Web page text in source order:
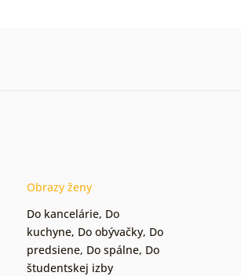
Obrazy ženy
Do kancelárie, Do
kuchyne, Do obývačky, Do
predsiene, Do spálne, Do
študentskej izby